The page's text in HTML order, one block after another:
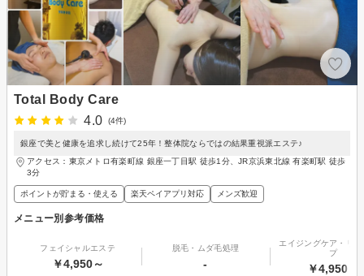
Total Body Care
4.0
(4件)
銀座で美と健康を追求し続けて25年！整体院ならではの結果重視派エステ♪
アクセス：東京メトロ有楽町線 銀座一丁目駅 徒歩1分、JR京浜東北線 有楽町駅 徒歩
3分
ポイントが貯まる・使える 楽天ペイアプリ対応 メンズ歓迎
メニュー別参考価格
フェイシャルエステ
￥4,950～
脱毛・ムダ毛処理
-
エイジングケア・リ
プ
￥4,950～